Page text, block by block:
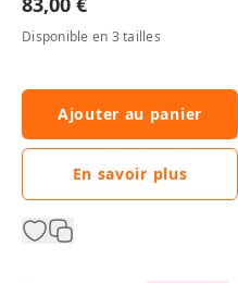
toilettage du chien
Disponible en 3 tailles
Ajouter au panier
En savoir plus